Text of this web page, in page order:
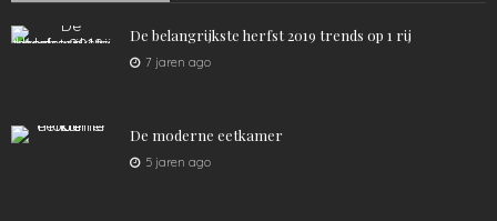
MANNEN
De belangrijkste herfst 2019 trends op 1 rij
7 jaren ago
De moderne eetkamer
5 jaren ago